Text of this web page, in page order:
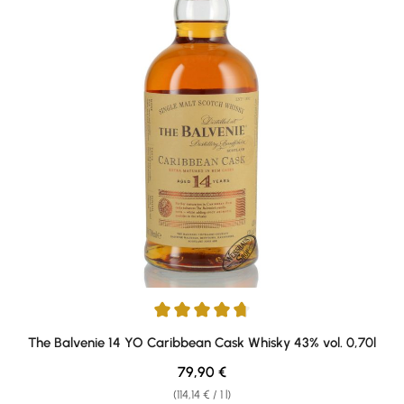
Average rating of 4.8 out of 5 stars
The Balvenie 14 YO Caribbean Cask Whisky 43% vol. 0,70l
(114,14 € / 1 l)
Regular price:
79,90 €